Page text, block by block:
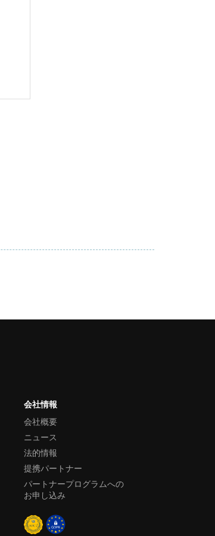
会社情報
会社概要
ニュース
法的情報
提携パートナー
パートナープログラムへの
お申し込み